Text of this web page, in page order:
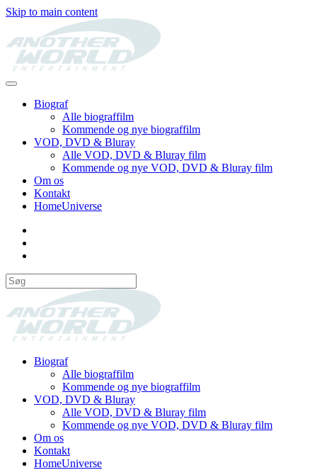
Skip to main content
Biograf
Alle biograffilm
Kommende og nye biograffilm
VOD, DVD & Bluray
Alle VOD, DVD & Bluray film
Kommende og nye VOD, DVD & Bluray film
Om os
Kontakt
HomeUniverse
Biograf
Alle biograffilm
Kommende og nye biograffilm
VOD, DVD & Bluray
Alle VOD, DVD & Bluray film
Kommende og nye VOD, DVD & Bluray film
Om os
Kontakt
HomeUniverse